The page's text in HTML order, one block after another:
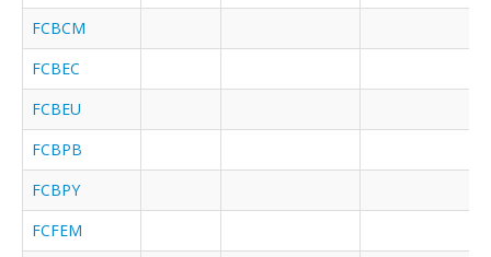
FCBCM
FCBEC
FCBEU
FCBPB
FCBPY
FCFEM